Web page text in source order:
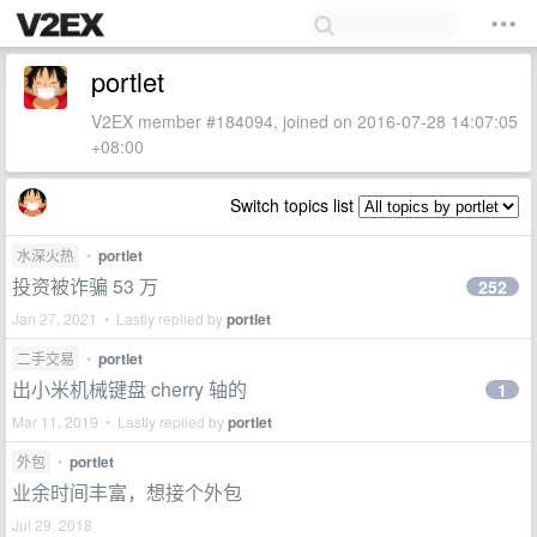
portlet
V2EX member #184094, joined on 2016-07-28 14:07:05
+08:00
Switch topics list
水深火热 • portlet
投资被诈骗 53 万
Jan 27, 2021 • Lastly replied byportlet
252
二手交易 • portlet
出小米机械键盘 cherry 轴的
Mar 11, 2019 • Lastly replied byportlet
1
外包 • portlet
业余时间丰富，想接个外包
Jul 29, 2018